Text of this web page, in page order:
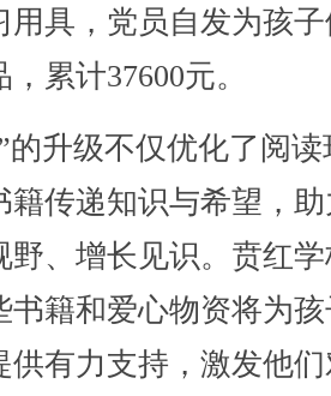
用具，党员自发为孩
累计37600元。
升级不仅优化了阅读
籍传递知识与希望，
野、增长见识。贲红
书籍和爱心物资将为
供有力支持，激发他